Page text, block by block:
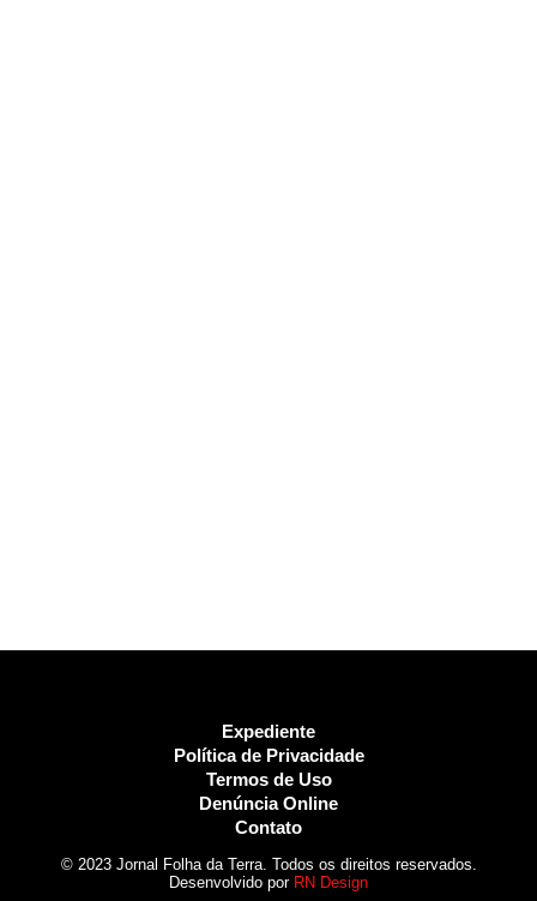
Expediente
Política de Privacidade
Termos de Uso
Denúncia Online
Contato
© 2023 Jornal Folha da Terra. Todos os direitos reservados.
Desenvolvido por RN Design